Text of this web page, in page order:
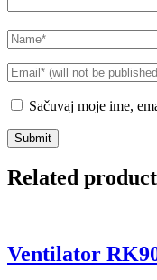
Sačuvaj moje ime,
Related
Ventilator